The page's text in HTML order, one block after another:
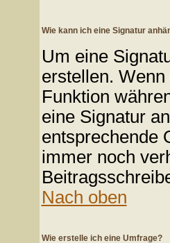
Wie kann ich eine Signatur
Um eine
erstellen.
Funktion
eine Signatur
entsprechende
immer noch
Nach oben
Wie erstelle ich eine Umfrage?